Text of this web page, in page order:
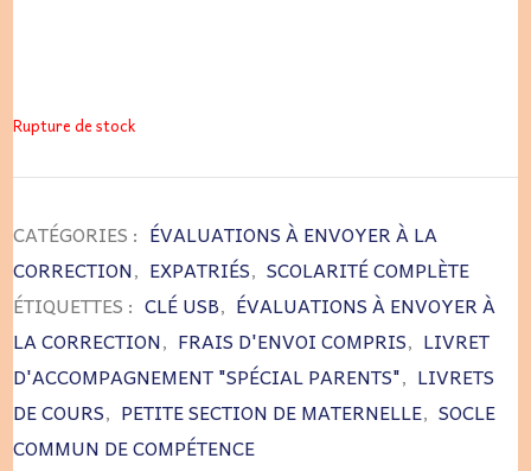
Rupture de stock
CATÉGORIES : ÉVALUATIONS À ENVOYER À LA
CORRECTION, EXPATRIÉS, SCOLARITÉ COMPLÈTE
ÉTIQUETTES : CLÉ USB, ÉVALUATIONS À ENVOYER À
LA CORRECTION, FRAIS D'ENVOI COMPRIS, LIVRET
D'ACCOMPAGNEMENT "SPÉCIAL PARENTS", LIVRETS
DE COURS, PETITE SECTION DE MATERNELLE, SOCLE
COMMUN DE COMPÉTENCE